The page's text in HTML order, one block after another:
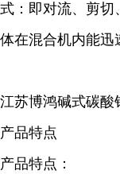
式：即对流、剪切
体在混合机内能迅
江苏博鸿碱式碳酸
产品特点
产品特点：